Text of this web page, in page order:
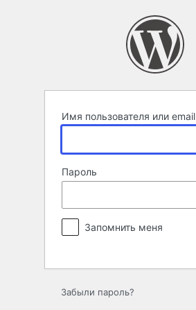
Имя пользователя или email
Пароль
Запомнить меня
Забыли пароль?